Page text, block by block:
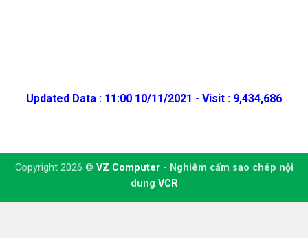
Updated Data : 11:00 10/11/2021 - Visit : 9,434,686
Copyright 2026 © VZ Computer- Nghiêm cấm sao chép nội
dung VCR